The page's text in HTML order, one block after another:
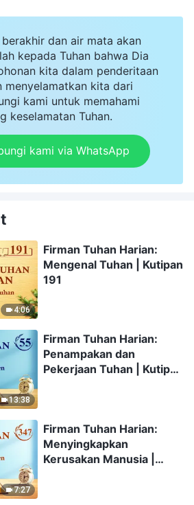
dan air mata akan
kepada Tuhan bahwa Dia
kita dalam penderitaan
menyelamatkan kita dari
kami untuk memahami
keselamatan Tuhan.
kami via WhatsApp
4:06
Firman Tuhan Harian:
Mengenal Tuhan | Kutipan
191
13:38
Firman Tuhan Harian:
Penampakan dan
Pekerjaan Tuhan | Kutipan
7:27
Firman Tuhan Harian:
Menyingkapkan
Kerusakan Manusia |